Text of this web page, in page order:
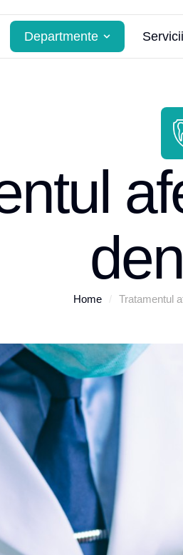
Departmente Servicii
Home / Tratamentul